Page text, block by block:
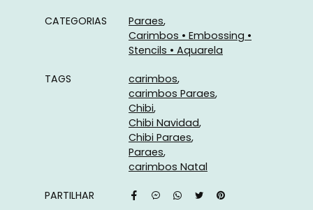
CATEGORIAS
Paraes
Carimbos • Embossing •
Stencils • Aquarela
TAGS
carimbos
carimbos Paraes
Chibi
Chibi Navidad
Chibi Paraes
Paraes
carimbos Natal
PARTILHAR